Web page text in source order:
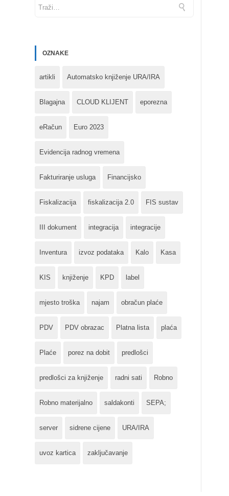
OZNAKE
artikli Automatsko knjiženje URA/IRA
Blagajna CLOUD KLIJENT eporezna
eRačun Euro 2023
Evidencija radnog vremena
Fakturiranje usluga Financijsko
Fiskalizacija fiskalizacija 2.0 FIS sustav
III dokument integracija integracije
Inventura izvoz podataka Kalo Kasa
KIS knjiženje KPD label
mjesto troška najam obračun plaće
PDV PDV obrazac Platna lista plaća
Plaće porez na dobit predlošci
predlošci za knjiženje radni sati Robno
Robno materijalno saldakonti SEPA;
server sidrene cijene URA/IRA
uvoz kartica zaključavanje